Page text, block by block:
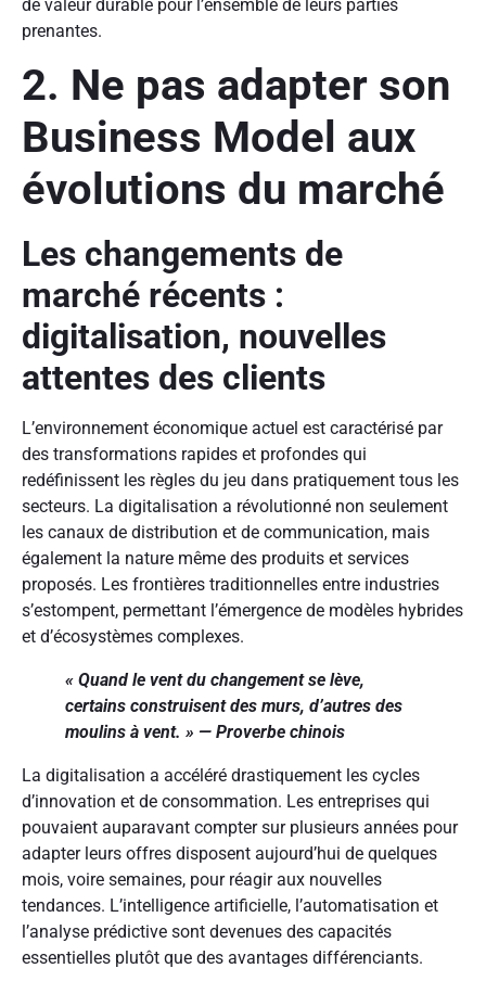
de valeur durable pour l’ensemble de leurs parties
prenantes.
2. Ne pas adapter son
Business Model aux
évolutions du marché
Les changements de
marché récents :
digitalisation, nouvelles
attentes des clients
L’environnement économique actuel est caractérisé par
des transformations rapides et profondes qui
redéfinissent les règles du jeu dans pratiquement tous les
secteurs. La digitalisation a révolutionné non seulement
les canaux de distribution et de communication, mais
également la nature même des produits et services
proposés. Les frontières traditionnelles entre industries
s’estompent, permettant l’émergence de modèles hybrides
et d’écosystèmes complexes.
« Quand le vent du changement se lève,
certains construisent des murs, d’autres des
moulins à vent. » — Proverbe chinois
La digitalisation a accéléré drastiquement les cycles
d’innovation et de consommation. Les entreprises qui
pouvaient auparavant compter sur plusieurs années pour
adapter leurs offres disposent aujourd’hui de quelques
mois, voire semaines, pour réagir aux nouvelles
tendances. L’intelligence artificielle, l’automatisation et
l’analyse prédictive sont devenues des capacités
essentielles plutôt que des avantages différenciants.